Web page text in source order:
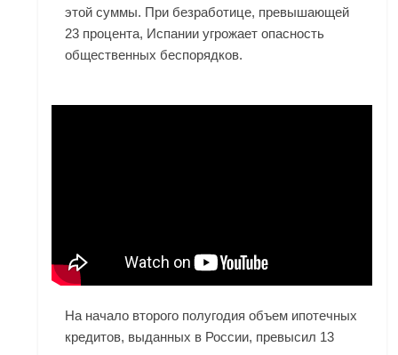
этой суммы. При безработице, превышающей
23 процента, Испании угрожает опасность
общественных беспорядков.
На начало второго полугодия объем ипотечных
кредитов, выданных в России, превысил 13